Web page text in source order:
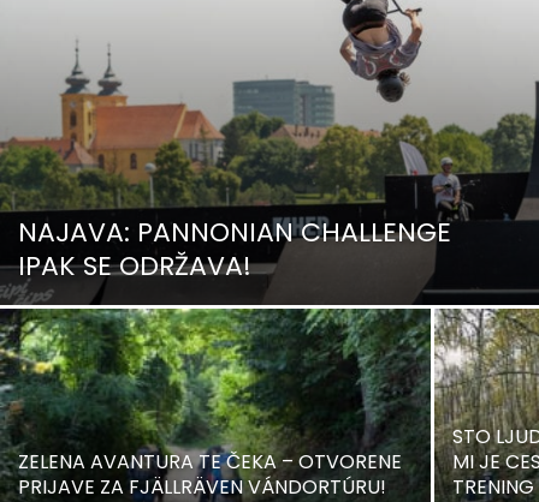
NAJAVA: PANNONIAN CHALLENGE
IPAK SE ODRŽAVA!
ZELENA AVANTURA TE ČEKA – OTVORENE
PRIJAVE ZA FJÄLLRÄVEN VÁNDORTÚRU!
STO
MI JE
TRENING